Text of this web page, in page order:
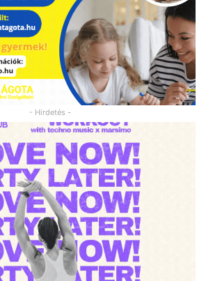
- Hirdetés -